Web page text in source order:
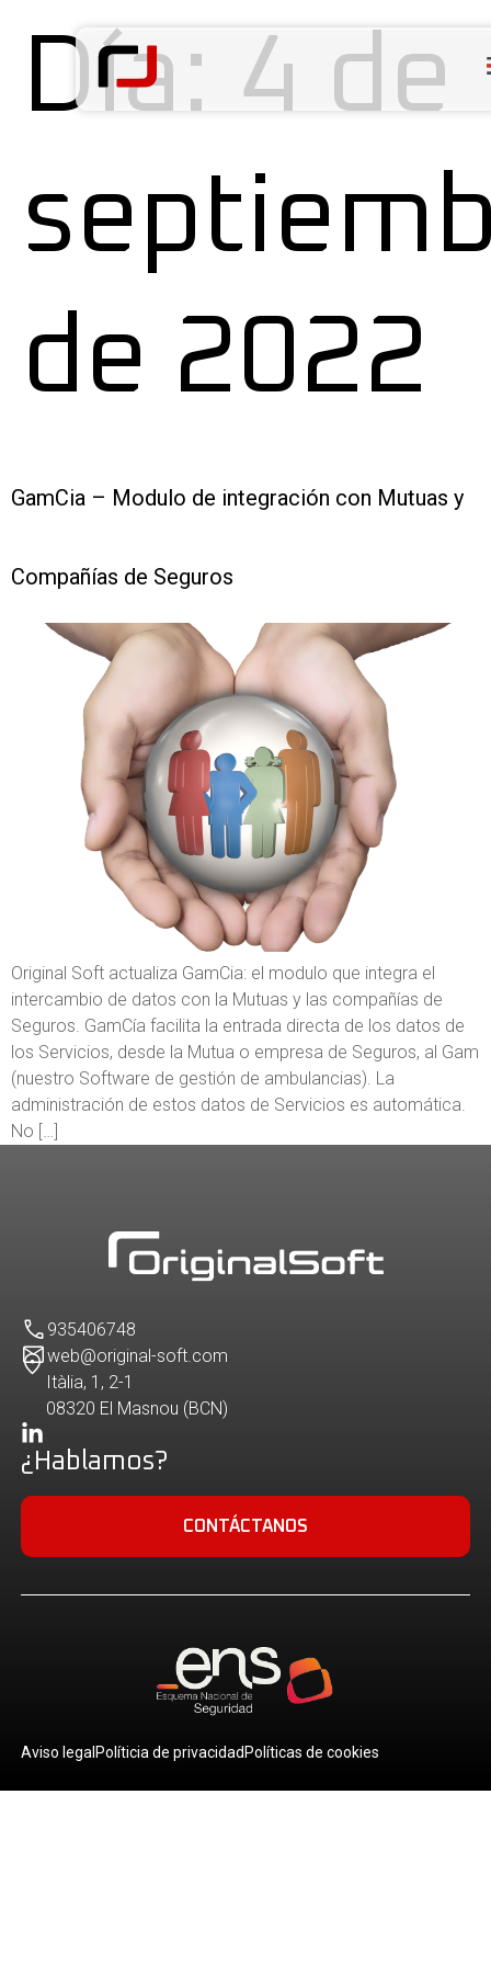
Día: 4 de
de 2022
GamCia – Modulo de integración con Mutuas y
Compañías de Seguros
Original Soft actualiza GamCia: el modulo que integra el
intercambio de datos con la Mutuas y las compañías de
Seguros. GamCía facilita la entrada directa de los datos de
los Servicios, desde la Mutua o empresa de Seguros, al Gam
(nuestro Software de gestión de ambulancias). La
administración de estos datos de Servicios es automática.
No […]
935406748
web@original-soft.com
Itàlia, 1, 2-1
08320 El Masnou (BCN)
¿Hablamos?
CONTÁCTANOS
Aviso legal Políticia de privacidad Políticas de cookies